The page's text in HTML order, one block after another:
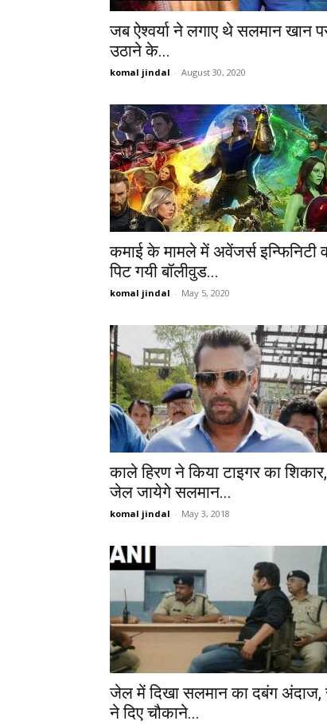
जब ऐश्वर्या ने लगाए थे सलमान खान
उठाने के...
komal jindal - August 30, 2020
कमाई के मामले में अवेंजर्स इन्फिनिटी
पिट गयी बॉलीवुड...
komal jindal - May 5, 2020
काले हिरण ने किया टाइगर का
जेल जायेगे सलमान...
komal jindal - May 3, 2018
जेल में दिखा सलमान का दबंग
ने दिए चौकाने...